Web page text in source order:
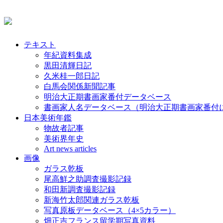
テキスト
年紀資料集成
黒田清輝日記
久米桂一郎日記
白馬会関係新聞記事
明治大正期書画家番付データベース
書画家人名データベース（明治大正期書画家番付
日本美術年鑑
物故者記事
美術界年史
Art news articles
画像
ガラス乾板
尾高鮮之助調査撮影記録
和田新調査撮影記録
新海竹太郎関連ガラス乾板
写真原板データベース（4×5カラー）
畑正吉フランス留学期写真資料